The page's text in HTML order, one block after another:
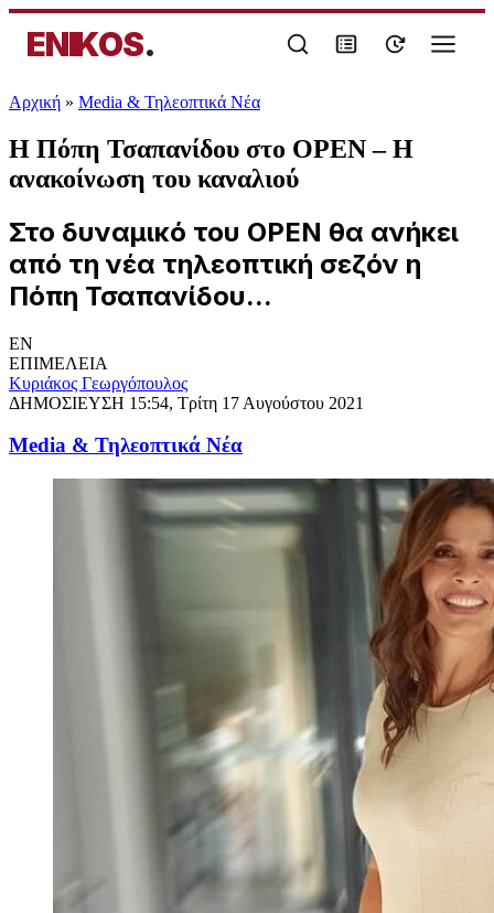
ENIKOS.
Αρχική » Media & Τηλεοπτικά Νέα
Η Πόπη Τσαπανίδου στο OPEN – Η
ανακοίνωση του καναλιού
Στο δυναμικό του OPEN θα ανήκει
από τη νέα τηλεοπτική σεζόν η
Πόπη Τσαπανίδου...
EN
ΕΠΙΜΕΛΕΙΑ
Κυριάκος Γεωργόπουλος
ΔΗΜΟΣΙΕΥΣΗ 15:54, Τρίτη 17 Αυγούστου 2021
Media & Τηλεοπτικά Νέα